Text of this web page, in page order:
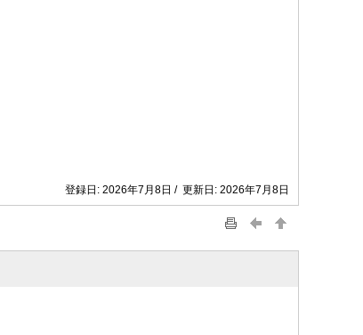
登録日: 2026年7月8日 / 更新日: 2026年7月8日